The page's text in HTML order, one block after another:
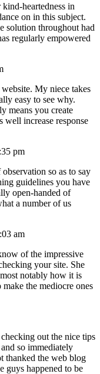
heartedness in
on in this subject.
solution throughout had
regularly empowered
My niece takes
easy to see why.
means you create
well increase response
pm
so as to say
guidelines you have
open-handed of
a number of us
am
of the impressive
your site. She
notably how it is
the mediocre ones
out the nice tips
so immediately
thanked the web blog
guys happened to be